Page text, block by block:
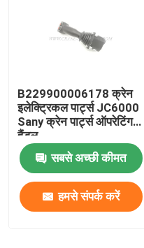
B229900006178 क्रेन
इलेक्ट्रिकल पार्ट्स JC6000
Sany क्रेन पार्ट्स ऑपरेटिंग
हैंडल
सबसे अच्छी कीमत
हमसे संपर्क करें